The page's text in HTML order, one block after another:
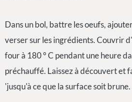
Dans un bol, battre les oeufs,
verser sur les ingrédients. Couvrir
four à 180 ° C pendant une heure
préchauffé. Laissez à découvert et
'jusqu'à ce que la surface soit brune.